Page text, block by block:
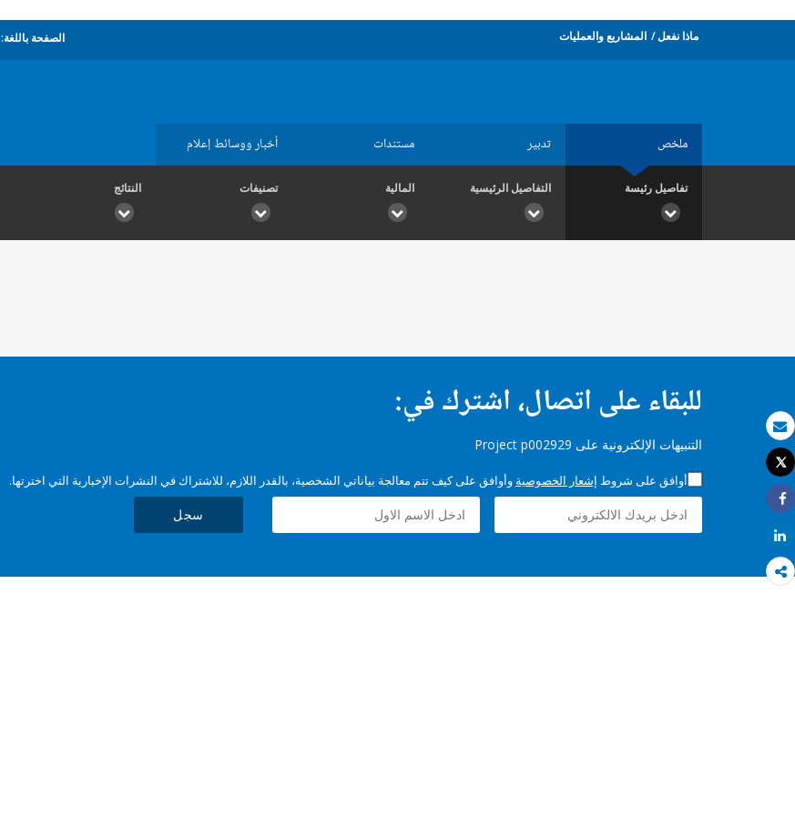
بريد الكتروني
طباعة
Tweet
Share
Share
ماذا نفعل المشاريع والعمليات الصفحة باللغة:
ملخص تدبير مستندات أخبار ووسائط إعلام
تفاصيل رئيسة التفاصيل الرئيسية المالية تصنيفات النتائج
للبقاء على اتصال، اشترك في:
التنبيهات الإلكترونية على Project p002929
أوافق على شروط إشعار الخصوصية وأوافق على كيف تتم معالجة بياناتي الشخصية، بالقدر اللازم، للاشتراك في النشرات الإخبارية التي اخترتها.
سجل